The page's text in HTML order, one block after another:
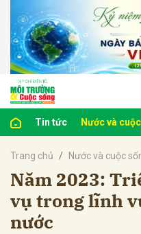
Tin tức Nước và
Trang chủ Nước và cuộc
Năm 2023:
vụ trong lĩnh
nước
luận